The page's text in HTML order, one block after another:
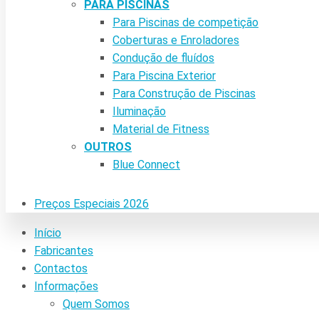
PARA PISCINAS
Para Piscinas de competição
Coberturas e Enroladores
Condução de fluídos
Para Piscina Exterior
Para Construção de Piscinas
Iluminação
Material de Fitness
OUTROS
Blue Connect
Preços Especiais 2026
Início
Fabricantes
Contactos
Informações
Quem Somos